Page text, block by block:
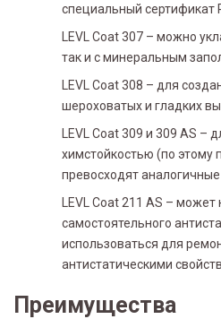
специальный сертификат
LEVL Coat 307 – можно
так и с минеральным
LEVL Coat 308 – для
шероховатых и гладких
LEVL Coat 309 и 309 AS –
химстойкостью (по этому
превосходят
LEVL Coat 211 AS –
самостоятельного
использоваться для
антистатическими
Преимущества